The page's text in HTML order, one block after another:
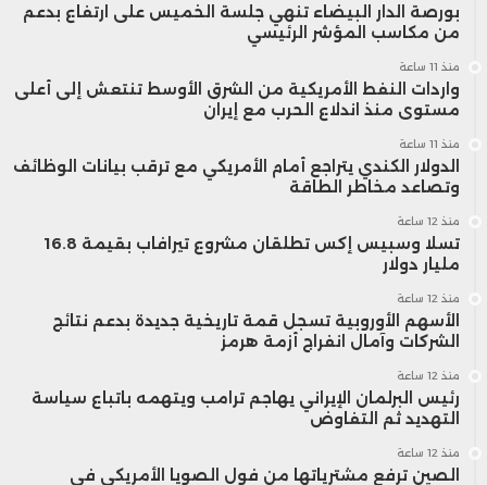
بورصة الدار البيضاء تنهي جلسة الخميس على ارتفاع بدعم
من مكاسب المؤشر الرئيسي
منذ 11 ساعة
واردات النفط الأمريكية من الشرق الأوسط تنتعش إلى أعلى
مستوى منذ اندلاع الحرب مع إيران
منذ 11 ساعة
الدولار الكندي يتراجع أمام الأمريكي مع ترقب بيانات الوظائف
وتصاعد مخاطر الطاقة
منذ 12 ساعة
تسلا وسبيس إكس تطلقان مشروع تيرافاب بقيمة 16.8
مليار دولار
منذ 12 ساعة
الأسهم الأوروبية تسجل قمة تاريخية جديدة بدعم نتائج
الشركات وآمال انفراج أزمة هرمز
منذ 12 ساعة
رئيس البرلمان الإيراني يهاجم ترامب ويتهمه باتباع سياسة
التهديد ثم التفاوض
منذ 12 ساعة
الصين ترفع مشترياتها من فول الصويا الأمريكي في